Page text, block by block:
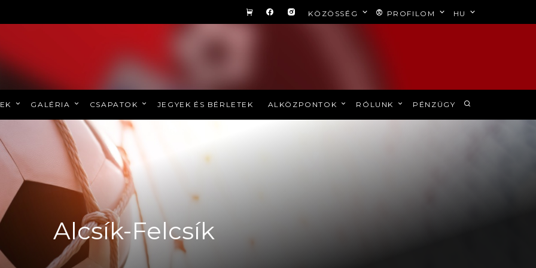
KÖZÖSSÉG PROFILOM HU
GALÉRIA CSAPATOK JEGYEK ÉS BÉRLETEK ALKÖZPONTOK RÓLUNK PÉNZÜGY
Alcsík-Felcsík